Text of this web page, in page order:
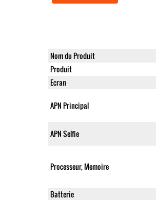
Nom du Produit
Produit
Ecran
APN Principal
APN Selfie
Processeur, Memoire
Batterie